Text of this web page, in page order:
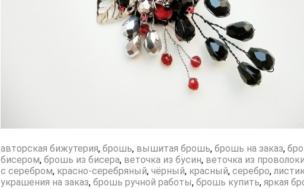
авторская бижутерия, брошь, вышитая брошь, брошь на заказ,
бисером, брошь из бисера, веточка из бусин, веточка из проволоки
с серебром, красно-серебряный, чёрный, красный, серебро,
украшения на заказ, брошь ручной работы, брошь купить, яркая